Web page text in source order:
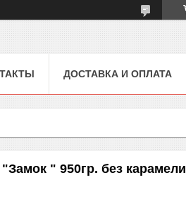
ДОСТАВКА И ОПЛАТА
" 950гр. без карамели